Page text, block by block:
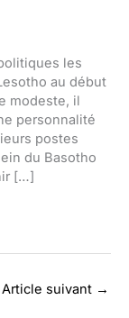
les
au début
modeste, il
personnalité
postes
du Basotho
[…]
Article suivant →